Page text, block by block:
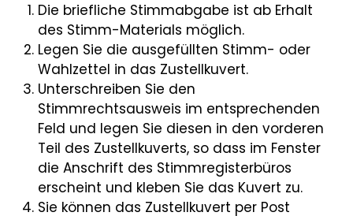
Die briefliche Stimmabgabe ist ab Erhalt
des Stimm-Materials möglich.
Legen Sie die ausgefüllten Stimm- oder
Wahlzettel in das Zustellkuvert.
Unterschreiben Sie den
Stimmrechtsausweis im entsprechenden
Feld und legen Sie diesen in den vorderen
Teil des Zustellkuverts, so dass im Fenster
die Anschrift des Stimmregisterbüros
erscheint und kleben Sie das Kuvert zu.
Sie können das Zustellkuvert per Post